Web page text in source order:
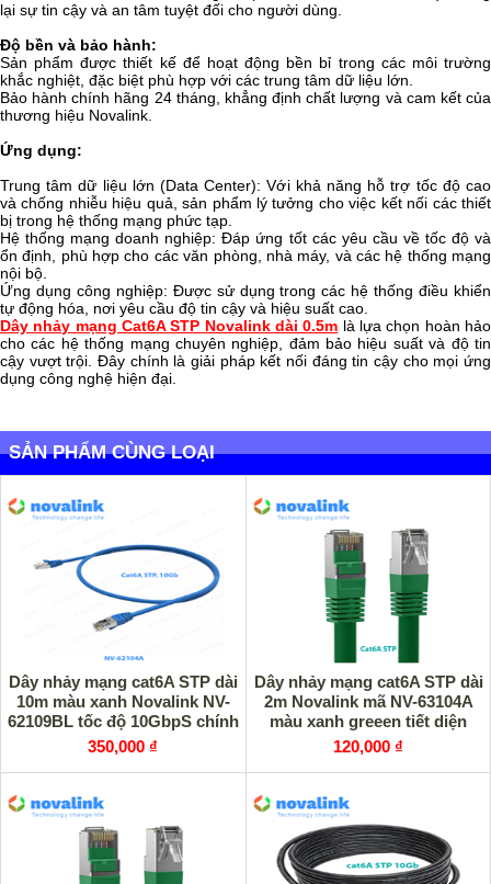
lại sự tin cậy và an tâm tuyệt đối cho người dùng.
Độ bền và bảo hành:
Sản phẩm được thiết kế để hoạt động bền bỉ trong các môi trường
khắc nghiệt, đặc biệt phù hợp với các trung tâm dữ liệu lớn.
Bảo hành chính hãng 24 tháng, khẳng định chất lượng và cam kết của
thương hiệu Novalink.
Ứng dụng:
Trung tâm dữ liệu lớn (Data Center): Với khả năng hỗ trợ tốc độ cao
và chống nhiễu hiệu quả, sản phẩm lý tưởng cho việc kết nối các thiết
bị trong hệ thống mạng phức tạp.
Hệ thống mạng doanh nghiệp: Đáp ứng tốt các yêu cầu về tốc độ và
ổn định, phù hợp cho các văn phòng, nhà máy, và các hệ thống mạng
nội bộ.
Ứng dụng công nghiệp: Được sử dụng trong các hệ thống điều khiển
tự động hóa, nơi yêu cầu độ tin cậy và hiệu suất cao.
Dây nhảy mạng Cat6A STP Novalink dài 0.5m là lựa chọn hoàn hảo
cho các hệ thống mạng chuyên nghiệp, đảm bảo hiệu suất và độ tin
cậy vượt trội. Đây chính là giải pháp kết nối đáng tin cậy cho mọi ứng
dụng công nghệ hiện đại.
SẢN PHẨM CÙNG LOẠI
Dây nhảy mạng cat6A STP dài
10m màu xanh Novalink NV-
62109BL tốc độ 10GbpS chính
hãng
350,000 ₫
Dây nhảy mạng cat6A STP dài
2m Novalink mã NV-63104A
màu xanh greeen tiết diện
24AWG, 550mhz tốc độ
10Gbps
120,000 ₫